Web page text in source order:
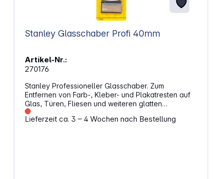
Stanley Glasschaber Profi 40mm
Artikel-Nr.:
270176
Stanley Professioneller Glasschaber. Zum
Entfernen von Farb-, Kleber- und Plakatresten auf
Glas, Türen, Fliesen und weiteren glatten
Oberflächen eignet sich dieser Glasschaber mit
robustem Metallgehäuse. Die Klinge kann bei
Lieferzeit ca. 3 – 4 Wochen nach Bestellung